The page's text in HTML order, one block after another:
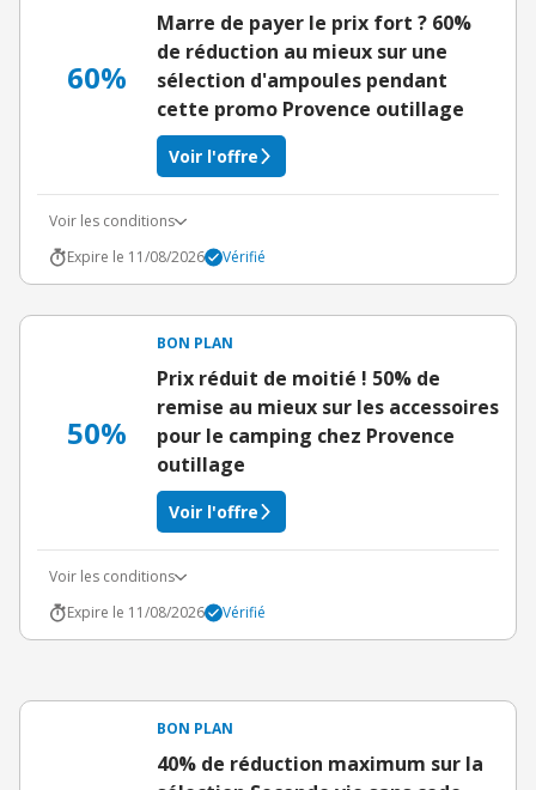
60%
Marre de payer le prix fort ? 60%
de réduction au mieux sur une
sélection d'ampoules pendant
cette promo Provence outillage
Voir l'offre
Voir les conditions
Expire le 11/08/2026
Vérifié
50%
BON PLAN
Prix réduit de moitié ! 50% de
remise au mieux sur les accessoires
pour le camping chez Provence
outillage
Voir l'offre
Voir les conditions
Expire le 11/08/2026
Vérifié
BON PLAN
40% de réduction maximum sur la